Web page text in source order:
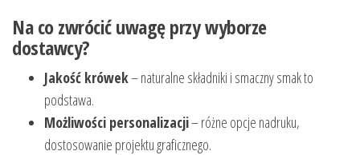
Na co zwrócić uwagę przy wyborze
dostawcy?
Jakość krówek– naturalne składniki i smaczny smak to
podstawa.
Możliwości personalizacji– różne opcje nadruku,
dostosowanie projektu graficznego.